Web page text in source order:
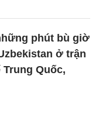
phút bù giờ
ở trận
Quốc,